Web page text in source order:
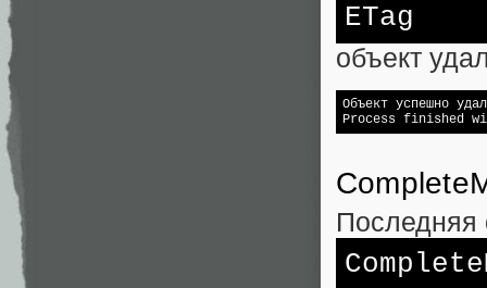
ETag
объект
Объект успешно
Process finished
Последняя